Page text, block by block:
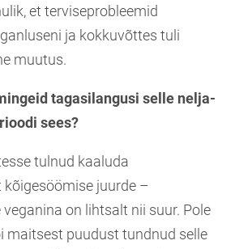
et terviseprobleemid
ja kokkuvõttes tuli
muutus.
tagasilangusi selle nelja-
sees?
tulnud kaaluda
juurde –
on lihtsalt nii suur. Pole
maitsest puudust tundnud selle